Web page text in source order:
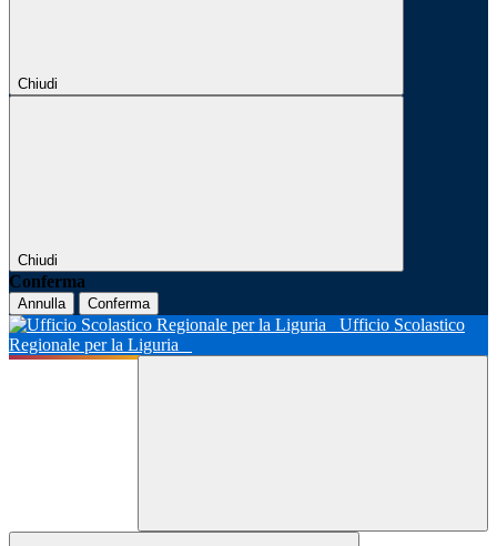
Chiudi
Chiudi
Conferma
Annulla Conferma
Ufficio Scolastico
Regionale per la Liguria